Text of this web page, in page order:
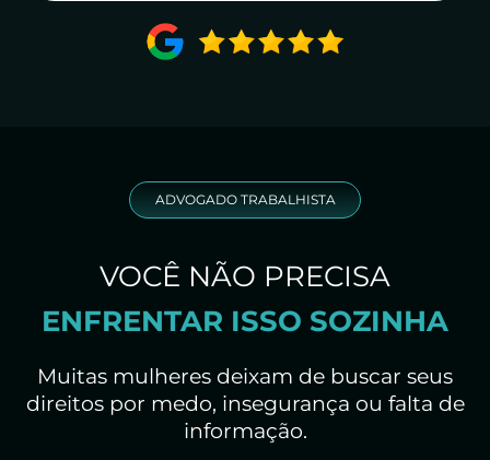
ADVOGADO TRABALHISTA
VOCÊ NÃO PRECISA
ENFRENTAR ISSO SOZINHA
Muitas mulheres deixam de buscar seus
direitos por medo, insegurança ou falta de
informação.